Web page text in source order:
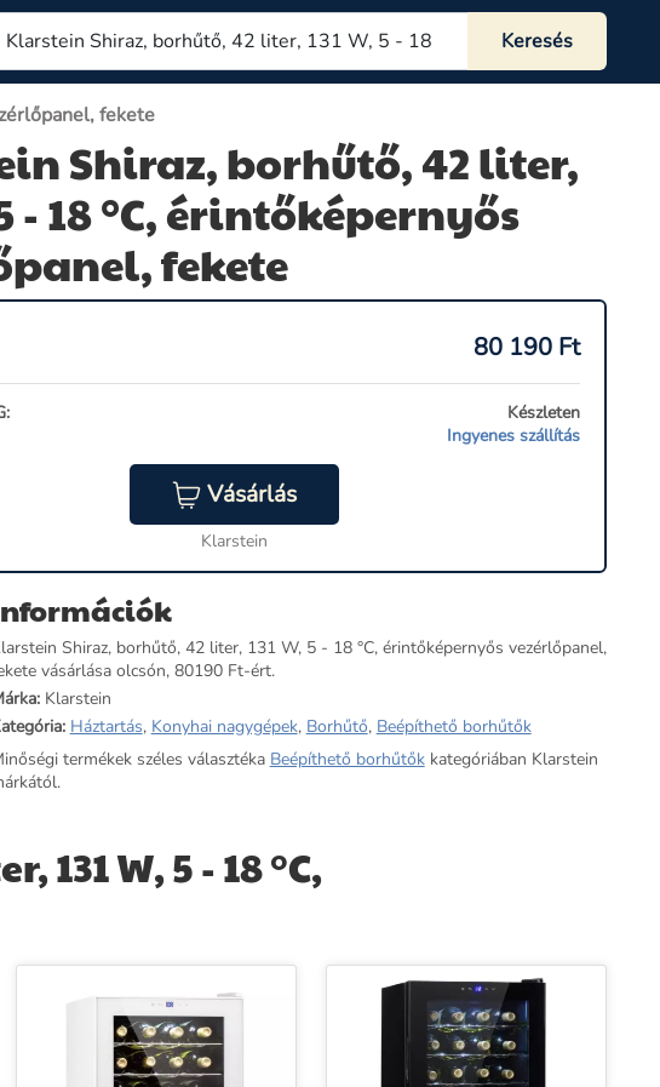
fekete
Shiraz, borhűtő, 42 liter,
- 18 °C, érintőképernyős
fekete
80 190 Ft
Készleten
Ingyenes szállítás
Vásárlás
Klarstein
Shiraz, borhűtő, 42 liter, 131 W, 5 - 18 °C, érintőképernyős vezérlőpanel,
vásárlása olcsón, 80190 Ft-ért.
Klarstein
Háztartás, Konyhai nagygépek, Borhűtő, Beépíthető borhűtők
termékek széles választéka Beépíthető borhűtőkkategóriában Klarstein
W, 5 - 18 °C,